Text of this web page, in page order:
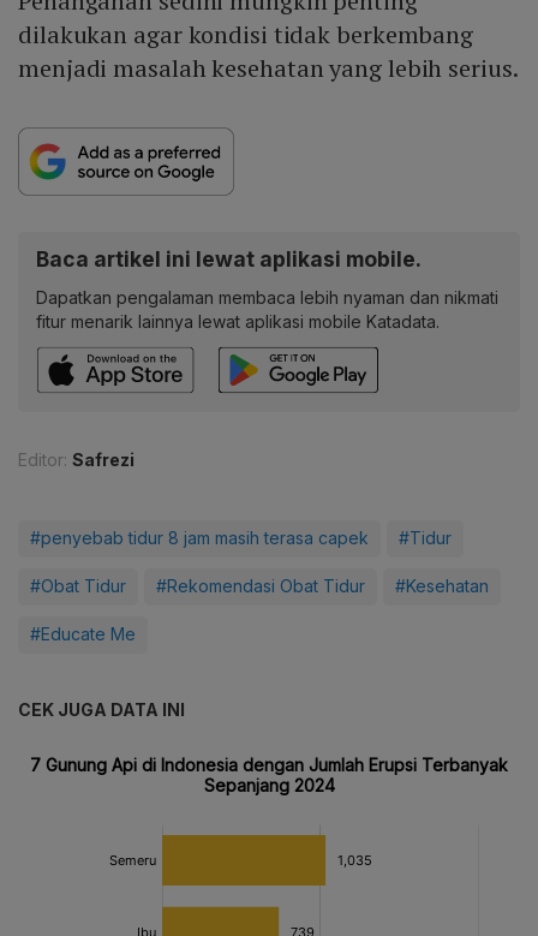
dilakukan agar kondisi tidak berkembang
menjadi masalah kesehatan yang lebih serius.
Baca artikel ini lewat aplikasi mobile.
Dapatkan pengalaman membaca lebih nyaman dan nikmati
fitur menarik lainnya lewat aplikasi mobile Katadata.
Editor: Safrezi
#penyebab tidur 8 jam masih terasa capek #Tidur
#Obat Tidur #Rekomendasi Obat Tidur #Kesehatan
#Educate Me
CEK JUGA DATA INI